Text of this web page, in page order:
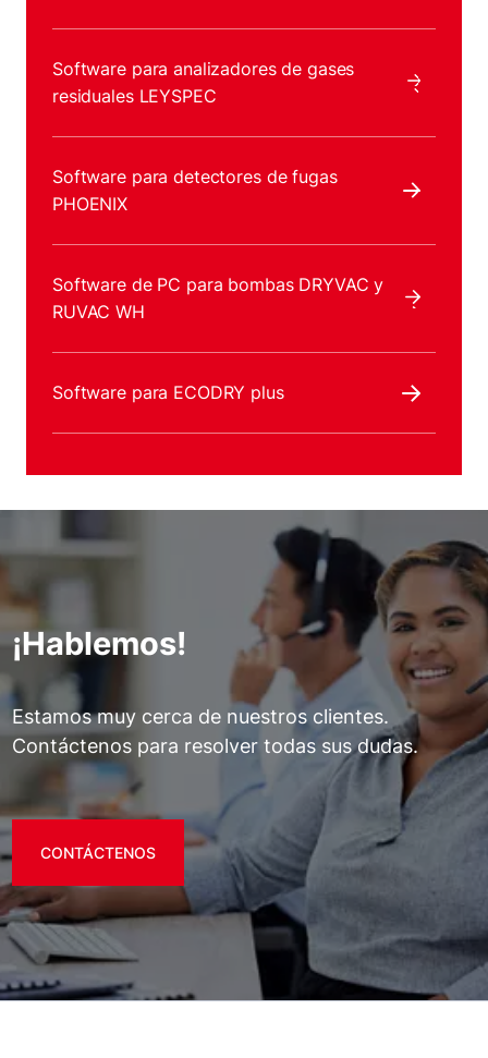
Software para analizadores de gases
residuales LEYSPEC
Software para detectores de fugas
PHOENIX
Software de PC para bombas DRYVAC y
RUVAC WH
Software para ECODRY plus
¡Hablemos!
Estamos muy cerca de nuestros clientes.
Contáctenos para resolver todas sus dudas.
CONTÁCTENOS